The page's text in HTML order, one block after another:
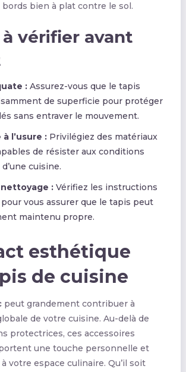
bien à plat contre le sol.
vérifier avant
:Assurez-vous que le tapis
de superficie pour protéger
sans entraver le mouvement.
l’usure :Privilégiez des matériaux
de résister aux conditions
cuisine.
:Vérifiez les instructions
vous assurer que le tapis peut
maintenu propre.
esthétique
de cuisine
peut grandement contribuer à
de votre cuisine. Au-delà de
protectrices, ces accessoires
une touche personnelle et
votre espace culinaire. Qu’il soit